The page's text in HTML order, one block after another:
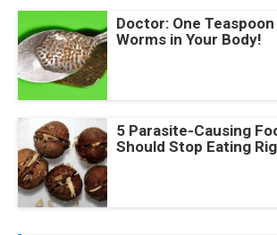
Doctor: One
Worms in Your Body!
5 Parasite-Causing
Should Stop Eating